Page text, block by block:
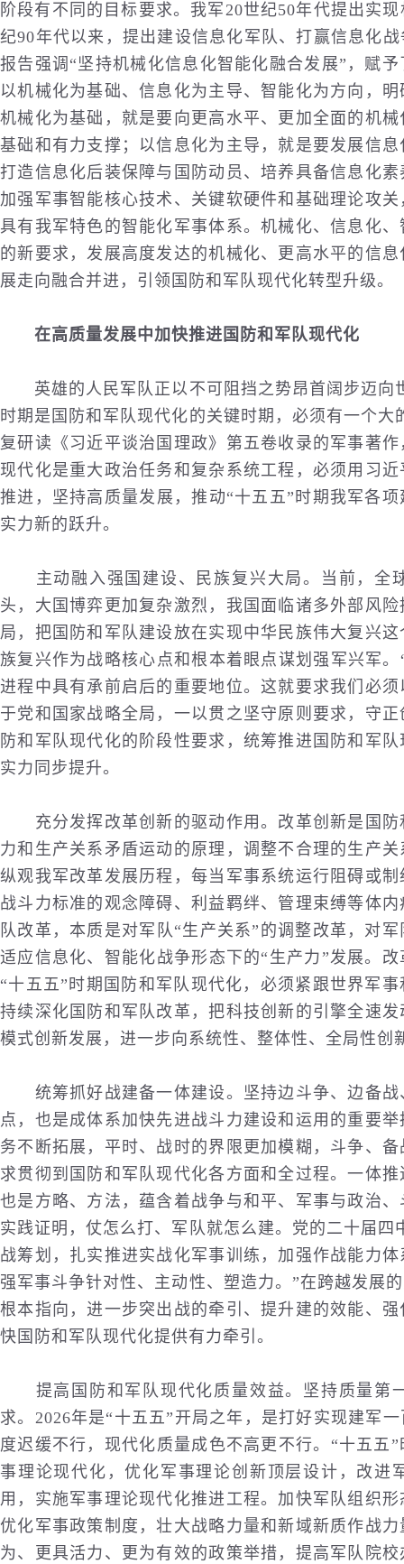
阶段有不同的目标要求。我军20世纪50年代提出实
纪90年代以来，提出建设信息化军队、打赢信息化
报告强调“坚持机械化信息化智能化融合发展”，赋
以机械化为基础、信息化为主导、智能化为方向，
机械化为基础，就是要向更高水平、更加全面的机
基础和有力支撑；以信息化为主导，就是要发展信
打造信息化后装保障与国防动员、培养具备信息化
加强军事智能核心技术、关键软硬件和基础理论攻
具有我军特色的智能化军事体系。机械化、信息化
的新要求，发展高度发达的机械化、更高水平的信
展走向融合并进，引领国防和军队现代化转型升级。
在高质量发展中加快推进国防和军队现代化
英雄的人民军队正以不可阻挡之势昂首阔步迈向
时期是国防和军队现代化的关键时期，必须有一个
复研读《习近平谈治国理政》第五卷收录的军事著
现代化是重大政治任务和复杂系统工程，必须用习
推进，坚持高质量发展，推动“十五五”时期我军各
实力新的跃升。
主动融入强国建设、民族复兴大局。当前，全
头，大国博弈更加复杂激烈，我国面临诸多外部风
局，把国防和军队建设放在实现中华民族伟大复兴
族复兴作为战略核心点和根本着眼点谋划强军兴军
进程中具有承前启后的重要地位。这就要求我们必
于党和国家战略全局，一以贯之坚守原则要求，守
防和军队现代化的阶段性要求，统筹推进国防和军
实力同步提升。
充分发挥改革创新的驱动作用。改革创新是国防
力和生产关系矛盾运动的原理，调整不合理的生产
纵观我军改革发展历程，每当军事系统运行阻碍或
战斗力标准的观念障碍、利益羁绊、管理束缚等体
队改革，本质是对军队“生产关系”的调整改革，对
适应信息化、智能化战争形态下的“生产力”发展。
“十五五”时期国防和军队现代化，必须紧跟世界军
持续深化国防和军队改革，把科技创新的引擎全速
模式创新发展，进一步向系统性、整体性、全局性创
统筹抓好战建备一体建设。坚持边斗争、边备战
点，也是成体系加快先进战斗力建设和运用的重要
务不断拓展，平时、战时的界限更加模糊，斗争、
求贯彻到国防和军队现代化各方面和全过程。一体
也是方略、方法，蕴含着战争与和平、军事与政治
实践证明，仗怎么打、军队就怎么建。党的二十届
战筹划，扎实推进实战化军事训练，加强作战能力
强军事斗争针对性、主动性、塑造力。”在跨越发展
根本指向，进一步突出战的牵引、提升建的效能、
快国防和军队现代化提供有力牵引。
提高国防和军队现代化质量效益。坚持质量第
求。2026年是“十五五”开局之年，是打好实现建军
度迟缓不行，现代化质量成色不高更不行。“十五五
事理论现代化，优化军事理论创新顶层设计，改进
用，实施军事理论现代化推进工程。加快军队组织
优化军事政策制度，壮大战略力量和新域新质作战
为、更具活力、更为有效的政策举措，提高军队 院校